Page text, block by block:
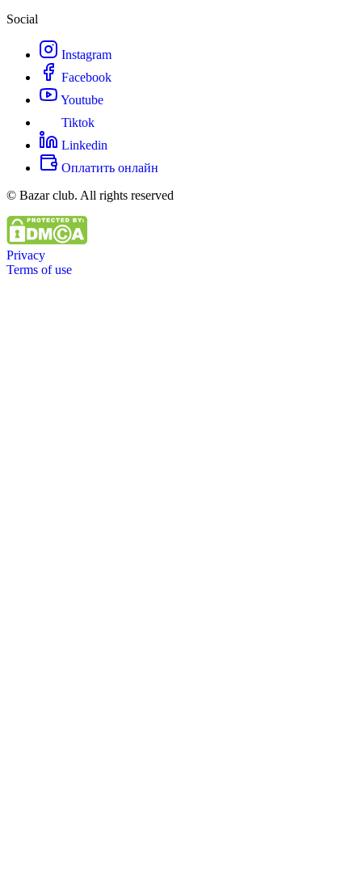
Social
Instagram
Facebook
Youtube
Tiktok
Linkedin
Оплатить онлайн
© Bazar club. All rights reserved
Privacy
Terms of use